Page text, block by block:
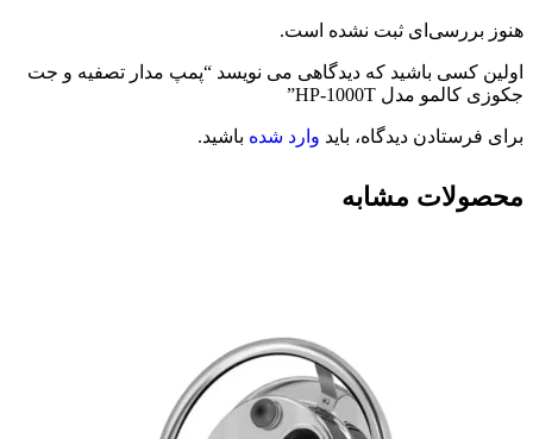
هنوز بررسی‌ای ثبت نشده است.
اولین کسی باشید که دیدگاهی می نویسد “پمپ مدار تصفیه و جت
جکوزی کالمو مدل HP-1000T”
برای فرستادن دیدگاه، باید وارد شده باشید.
محصولات مشابه